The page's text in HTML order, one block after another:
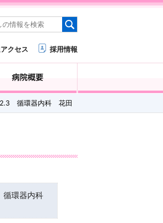
クセス 採用情報
循環器内科 花田
環器内科